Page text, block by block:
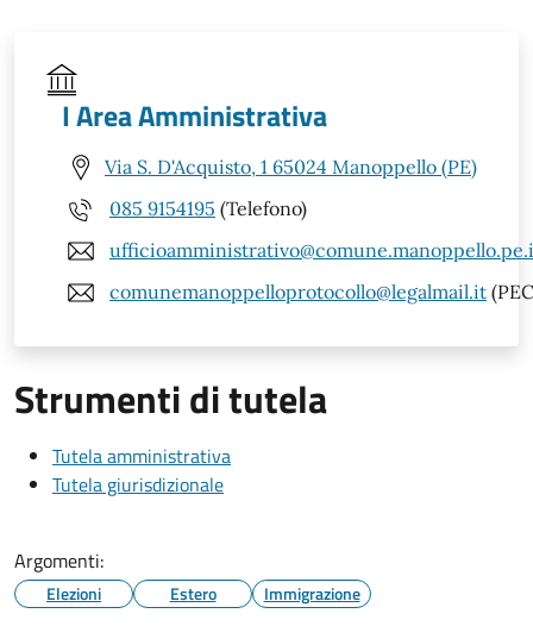
I Area Amministrativa
Via S. D'Acquisto, 1 65024 Manoppello (PE)
085 9154195 (Telefono)
comunemanoppelloprotocollo@legalmail.it
Strumenti di tutela
Tutela amministrativa
Tutela giurisdizionale
Argomenti:
Elezioni Estero Immigrazione